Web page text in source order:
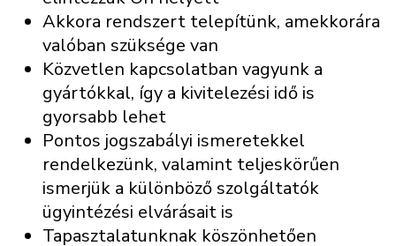
Akkora rendszert telepítünk, amekkorára
valóban szüksége van
Közvetlen kapcsolatban vagyunk a
gyártókkal, így a kivitelezési idő is
gyorsabb lehet
Pontos jogszabályi ismeretekkel
rendelkezünk, valamint teljeskörűen
ismerjük a különböző szolgáltatók
ügyintézési elvárásait is
Tapasztalatunknak köszönhetően